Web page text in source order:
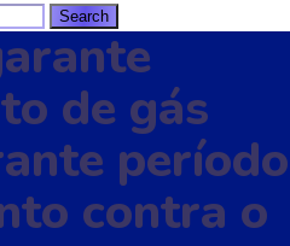
de gás
período
contra o